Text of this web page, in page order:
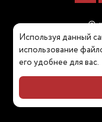
©
8
Используя данный
использование
его удобнее для вас.